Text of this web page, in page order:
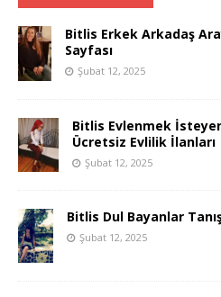
Bitlis Erkek Arkadaş
Sayfası
Şubat 12, 2025
Bitlis Evlenmek
Ücretsiz Evlilik İlanları
Şubat 12, 2025
Bitlis Dul Bayanlar
Şubat 12, 2025